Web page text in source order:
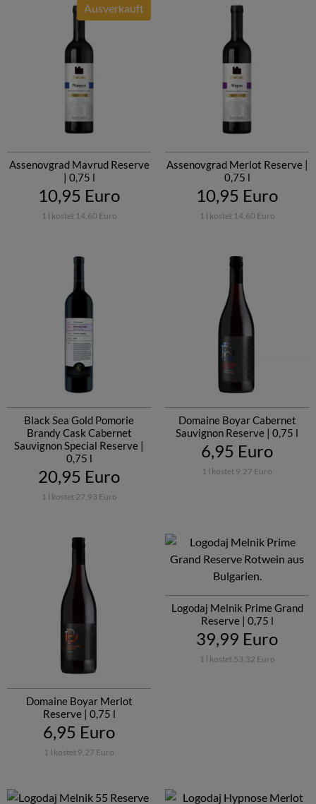
Assenovgrad Mavrud Reserve
| 0,75 l
Ausverkauft
10,95 Euro
1 l kostet 14,60 Euro
Assenovgrad Merlot Reserve |
0,75 l
10,95 Euro
1 l kostet 14,60 Euro
Black Sea Gold Pomorie
Brandy Cask Cabernet
Sauvignon Special Reserve |
0,75 l
20,95 Euro
1 l kostet 27,93 Euro
Domaine Boyar Cabernet
Sauvignon Reserve | 0,75 l
6,95 Euro
1 l kostet 9,27 Euro
Domaine Boyar Merlot
Reserve | 0,75 l
6,95 Euro
1 l kostet 9,27 Euro
Logodaj Melnik Prime Grand
Reserve | 0,75 l
39,99 Euro
1 l kostet 53,32 Euro